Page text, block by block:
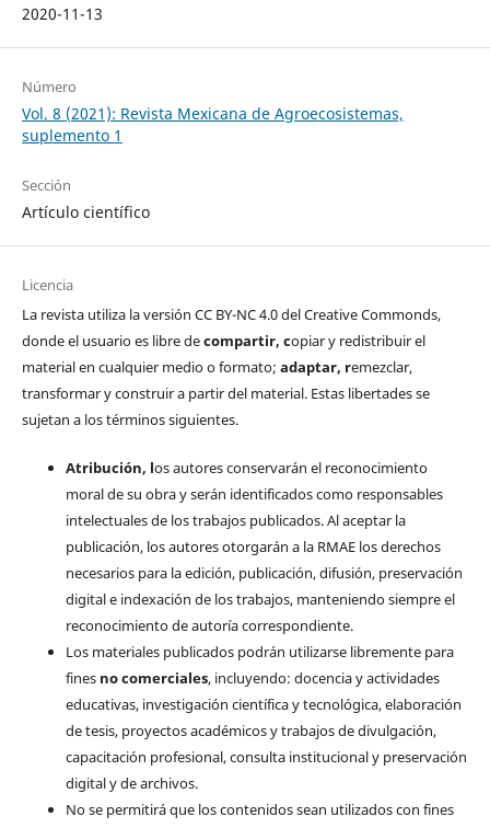
2020-11-13
Número
Vol. 8 (2021): Revista Mexicana de Agroecosistemas,
suplemento 1
Sección
Artículo científico
Licencia
La revista utiliza la versión CC BY-NC 4.0 del Creative Commonds,
donde el usuario es libre decompartir, copiar y redistribuir el
material en cualquier medio o formato; adaptar, remezclar,
transformar y construir a partir del material. Estas libertades se
sujetan a los términos siguientes.
Atribución, los autores conservarán el reconocimiento
moral de su obra y serán identificados como responsables
intelectuales de los trabajos publicados. Al aceptar la
publicación, los autores otorgarán a la RMAE los derechos
necesarios para la edición, publicación, difusión, preservación
digital e indexación de los trabajos, manteniendo siempre el
reconocimiento de autoría correspondiente.
Los materiales publicados podrán utilizarse libremente para
fines no comerciales, incluyendo: docencia y actividades
educativas, investigación científica y tecnológica, elaboración
de tesis, proyectos académicos y trabajos de divulgación,
capacitación profesional, consulta institucional y preservación
digital y de archivos.
No se permitirá que los contenidos sean utilizados con fines